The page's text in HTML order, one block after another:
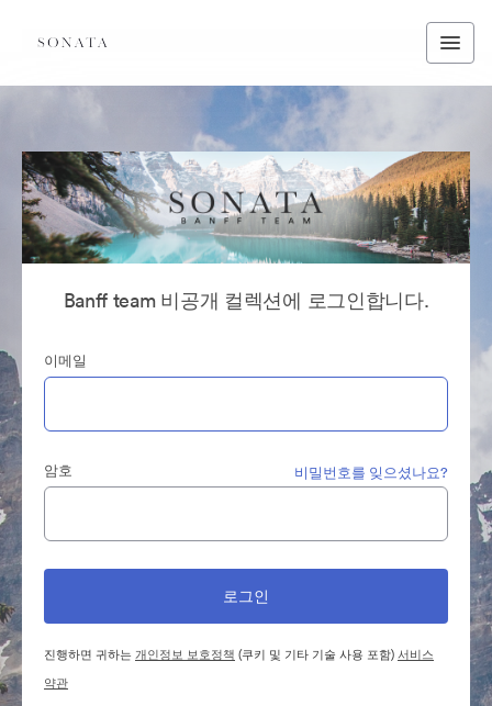
Banff team 비공개 컬렉션에 로그인합니다.
이메일
암호 비밀번호를 잊으셨나요?
진행하면 귀하는개인정보 보호정책 (쿠키 및 기타 기술 사용 포함)서비스
약관